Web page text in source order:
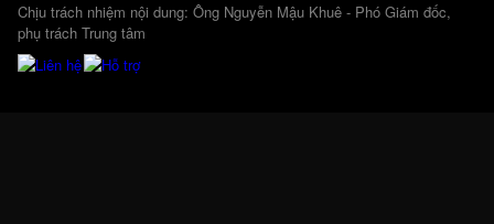
Chịu trách nhiệm nội dung: Ông Nguyễn Mậu Khuê - Phó Giám đốc,
phụ trách Trung tâm